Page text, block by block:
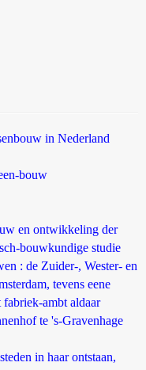
in Nederland
bouw
en ontwikkeling der
bouwkundige studie
: de Zuider-, Wester- en
tevens eene
fabriek-ambt aldaar
te 's-Gravenhage
in haar ontstaan,